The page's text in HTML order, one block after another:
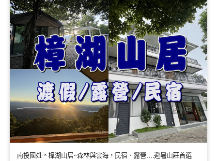
南投國姓。樟湖山居~森林與雲海，民宿、露營….避暑山莊首選